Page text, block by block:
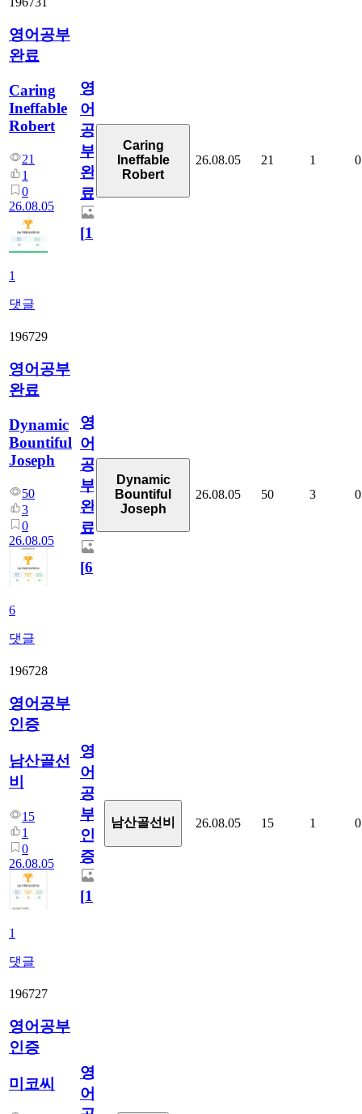
영어공부
완료
Caring
Ineffable
Robert
21
1
0
26.08.05
1
댓글
영
어
공
부
완
료
[1]
Caring
Ineffable
Robert
26.08.05 21 1 0
196729
영어공부
완료
Dynamic
Bountiful
Joseph
50
3
0
26.08.05
6
댓글
영
어
공
부
완
료
[6]
Dynamic
Bountiful
Joseph
26.08.05 50 3 0
196728
영어공부
인증
남산골선
비
15
1
0
26.08.05
1
댓글
영
어
공
부
인
증
[1]
남산골선비 26.08.05 15 1 0
196727
영어공부
인증
미코씨
영
어